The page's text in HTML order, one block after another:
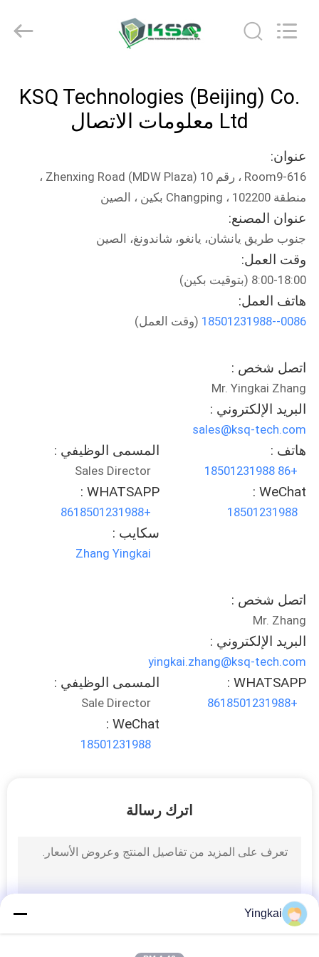
الرئيسية
منتجات
معلومات
عنا
جولة
في
المعمل
الجودة
اتصل
بنا
اطلب
اقتباس
الموقع
PRIVACY
POLICY
KSQ Technologies (Beijing) Co.
Ltd معلومات الاتصال
عنوان:
Room9-616 ، رقم 10 Zhenxing Road (MDW Plaza) ،
منطقة Changping ، 102200 بكين ، الصين
عنوان المصنع:
جنوب طريق يانشان، يانغو، شاندونغ، الصين
وقت العمل:
8:00-18:00 (بتوقيت بكين)
هاتف العمل:
0086--18501231988 (وقت العمل)
اتصل شخص :
Mr. Yingkai Zhang
البريد الإلكتروني :
sales@ksq-tech.com
المسمى الوظيفي :
Sales Director
هاتف :
+86 18501231988
WHATSAPP :
+8618501231988
WeChat :
18501231988
سكايب :
Zhang Yingkai
اتصل شخص :
Mr. Zhang
البريد الإلكتروني :
yingkai.zhang@ksq-tech.com
المسمى الوظيفي :
Sale Director
WHATSAPP :
+8618501231988
WeChat :
18501231988
اترك رسالة
Yingkai